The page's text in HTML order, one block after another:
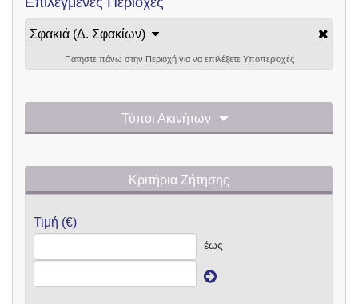
Σφακιά (Δ. Σφακίων)
Πατήστε πάνω στην Περιοχή για να επιλέξετε Υποπεριοχές
Τύποι Ακινήτων
Κριτήρια Ζήτησης
Τιμή (€)
έως